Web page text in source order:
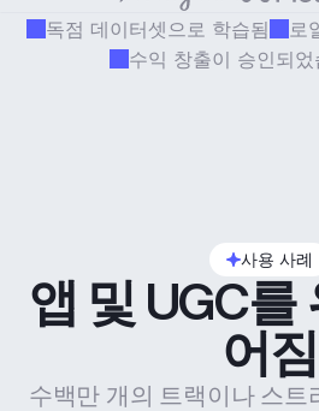
독점 데이터셋으로 학습됨 로
수익 창출이 승인되
사용 사례
앱 및 UGC를
어짐
수백만 개의 트랙이나 스트